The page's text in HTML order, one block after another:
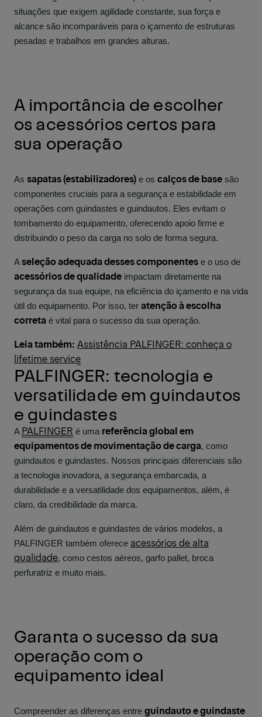
situações que exigem agilidade constante, sua força e
alcance são incomparáveis para o içamento de estruturas
pesadas e trabalhos em grandes alturas.
A importância de escolher
os acessórios certos para
sua operação
As sapatas (estabilizadores) e os calços de base são
componentes cruciais para a segurança e estabilidade em
operações com guindastes e guindautos. Eles evitam o
tombamento do equipamento, oferecendo apoio firme e
distribuindo o peso da carga no solo de forma segura.
Aseleção adequada desses componentes e o uso de
acessórios de qualidade impactam diretamente na
segurança da sua equipe, na eficiência do içamento e na vida
útil do equipamento. Por isso, ter atenção à escolha
correta é vital para o sucesso da sua operação.
Leia também: Assistência PALFINGER: conheça o
lifetime service
PALFINGER: tecnologia e
versatilidade em guindautos
e guindastes
A PALFINGER é uma referência global em
equipamentos de movimentação de carga, como
guindautos e guindastes. Nossos principais diferenciais são
a tecnologia inovadora, a segurança embarcada, a
durabilidade e a versatilidade dos equipamentos, além, é
claro, da credibilidade da marca.
Além de guindautos e guindastes de vários modelos, a
PALFINGER também oferece acessórios de alta
qualidade, como cestos aéreos, garfo pallet, broca
perfuratriz e muito mais.
Garanta o sucesso da sua
operação com o
equipamento ideal
Compreender as diferenças entre guindauto e guindaste